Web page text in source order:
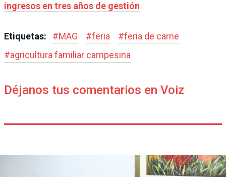
ingresos en tres años de gestión
Etiquetas: #MAG #feria #feria de carne
#agricultura familiar campesina
Déjanos tus comentarios en Voiz